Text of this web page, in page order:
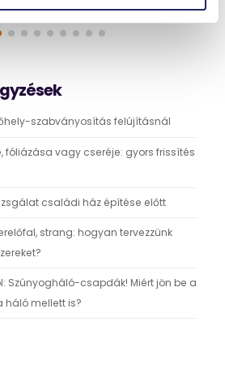
szabványosítás felújításnál
fóliázása vagy cseréje: gyors frissítés
családi ház építése előtt
strang: hogyan tervezzünk
Szúnyogháló-csapdák! Miért jön be a
mellett is?